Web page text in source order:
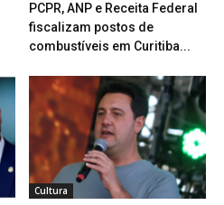
PCPR, ANP e Receita Federal
fiscalizam postos de
combustíveis em Curitiba...
Cultura